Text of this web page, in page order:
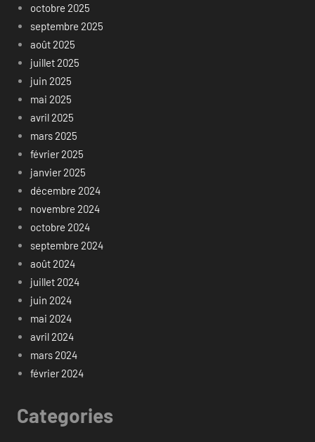
octobre 2025
septembre 2025
août 2025
juillet 2025
juin 2025
mai 2025
avril 2025
mars 2025
février 2025
janvier 2025
décembre 2024
novembre 2024
octobre 2024
septembre 2024
août 2024
juillet 2024
juin 2024
mai 2024
avril 2024
mars 2024
février 2024
Categories